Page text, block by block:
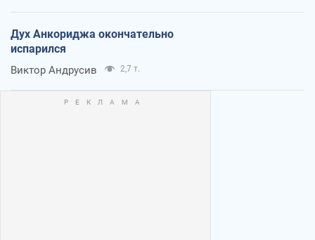
Дух Анкориджа окончательно
испарился
Виктор Андрусив 2,7 т.